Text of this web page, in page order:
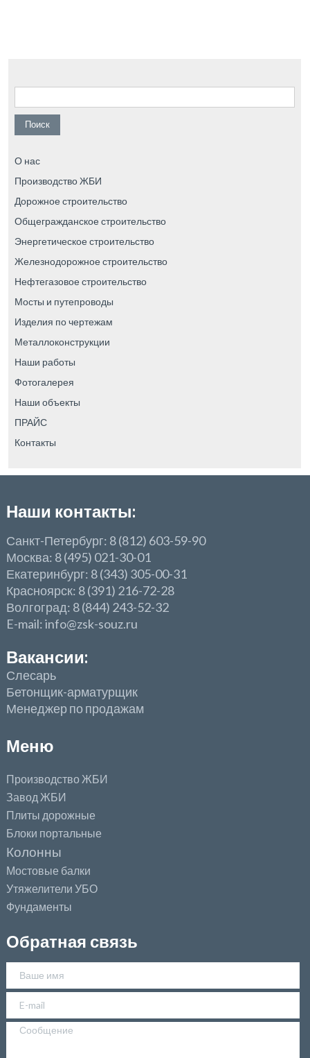
Найти:
О нас
Производство ЖБИ
Дорожное строительство
Общегражданское строительство
Энергетическое строительство
Железнодорожное строительство
Нефтегазовое строительство
Мосты и путепроводы
Изделия по чертежам
Металлоконструкции
Наши работы
Фотогалерея
Наши объекты
ПРАЙС
Контакты
Наши контакты:
Санкт-Петербург: 8 (812) 603-59-90
Москва: 8 (495) 021-30-01
Екатеринбург: 8 (343) 305-00-31
Красноярск: 8 (391) 216-72-28
Волгоград: 8 (844) 243-52-32
E-mail: info@zsk-souz.ru
Вакансии:
Слесарь
Бетонщик-арматурщик
Менеджер по продажам
Меню
Производство ЖБИ
Завод ЖБИ
Плиты дорожные
Блоки портальные
Колонны
Мостовые балки
Утяжелители УБО
Фундаменты
Обратная связь